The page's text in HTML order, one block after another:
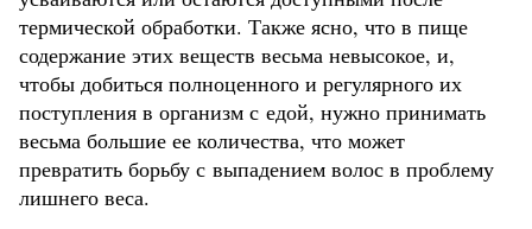
термической обработки. Также ясно, что в пище
содержание этих веществ весьма невысокое, и,
чтобы добиться полноценного и регулярного их
поступления в организм с едой, нужно принимать
весьма большие ее количества, что может
превратить борьбу с выпадением волос в проблему
лишнего веса.